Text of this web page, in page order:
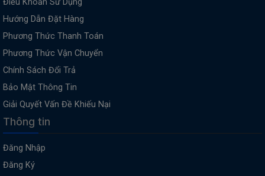
Điều Khoản Sử Dụng
Hướng Dẫn Đặt Hàng
Phương Thức Thanh Toán
Phương Thức Vận Chuyển
Chính Sách Đổi Trả
Bảo Mật Thông Tin
Giải Quyết Vấn Đề Khiếu Nại
Thông tin
Đăng Nhập
Đăng Ký